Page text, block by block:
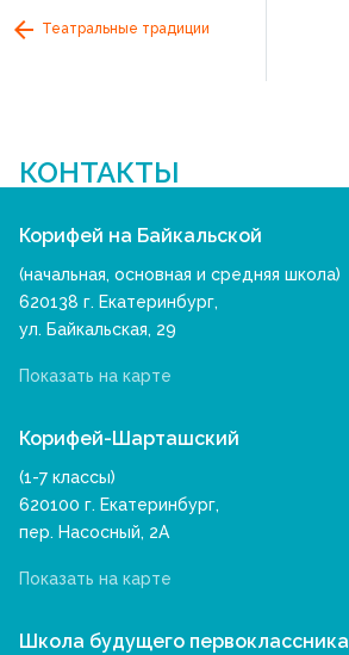
Театральные традиции
КОНТАКТЫ
Корифей на Байкальской
(начальная, основная и средняя школа)
620138 г. Екатеринбург,
ул. Байкальская, 29
Показать на карте
Корифей-Шарташский
(1-7 классы)
620100 г. Екатеринбург,
пер. Насосный, 2А
Показать на карте
Школа будущего первоклассника